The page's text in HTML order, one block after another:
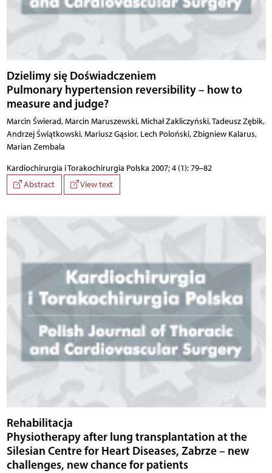
Dzielimy się Doświadczeniem
Pulmonary hypertension reversibility – how to
measure and judge?
Marcin Świerad, Marcin Maruszewski, Michał Zakliczyński, Tadeusz Zębik,
Andrzej Świątkowski, Mariusz Gąsior, Lech Poloński, Zbigniew Kalarus,
Marian Zembala
Kardiochirurgia i Torakochirurgia Polska 2007; 4 (1): 79–82
Abstract
View text
Rehabilitacja
Physiotherapy after lung transplantation at the
Silesian Centre for Heart Diseases, Zabrze – new
challenges, new chance for patients